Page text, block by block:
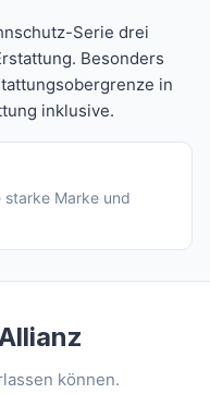
Serie drei
Besonders
in
inklusive.
starke Marke und
können.